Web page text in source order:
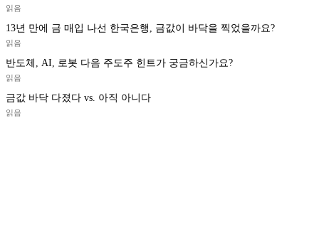
읽음
13년 만에 금 매입 나선 한국은행, 금값이 바닥을 찍었을까요?
읽음
반도체, AI, 로봇 다음 주도주 힌트가 궁금하신가요?
읽음
금값 바닥 다졌다 vs. 아직 아니다
읽음